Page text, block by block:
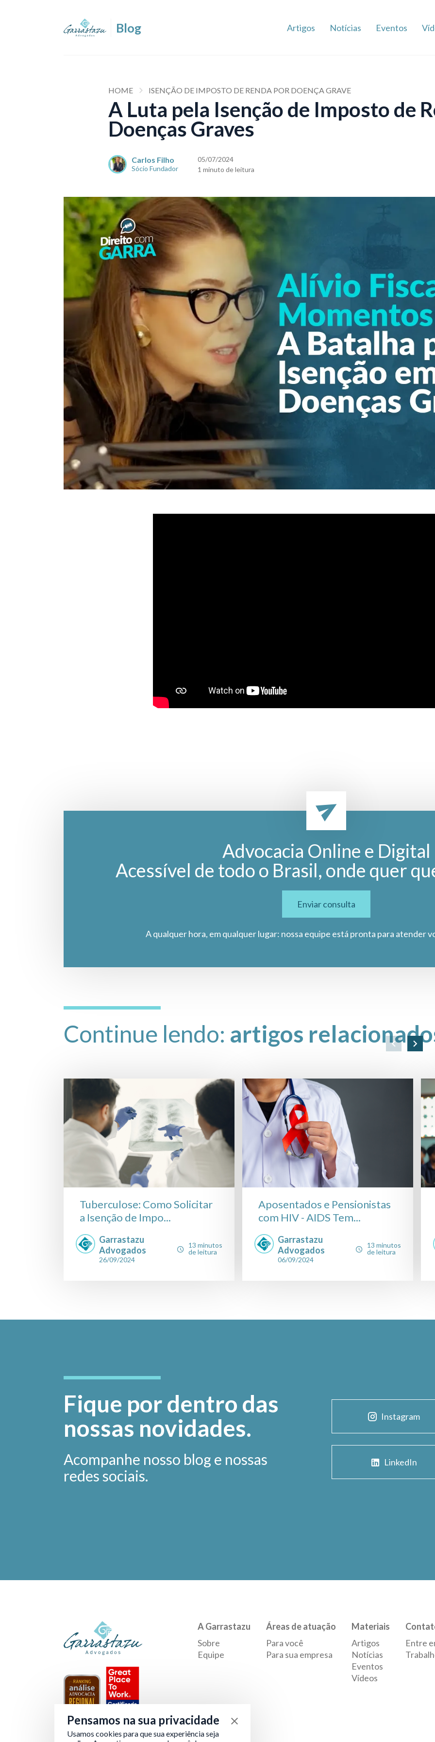
Artigos Notícias Eventos
HOME ISENÇÃO DE IMPOSTO DE RENDA POR DOENÇA GRAVE
A Luta pela Isenção de Imposto de
Doenças Graves
Carlos Filho
Sócio Fundador
05/07/2024
1 minuto de leitura
Advocacia Online e Digital
Acessível de todo o Brasil, onde quer
Enviar consulta
A qualquer hora, em qualquer lugar: nossa equipe está pronta para atender
Continue lendo: artigos
Tuberculose: Como Solicitar
a Isenção de Impo...
Garrastazu
Advogados
26/09/2024
13 minutos
de leitura
Aposentados e Pensionistas
com HIV - AIDS Tem...
Garrastazu
Advogados
06/09/2024
13 minutos
de leitura
Fique por dentro das
nossas novidades.
Acompanhe nosso blog e nossas
redes sociais.
Instagram
LinkedIn
Verificada por
A Garrastazu
Sobre
Equipe
Áreas de atuação
Para você
Para sua empresa
Materiais
Artigos
Notícias
Eventos
Vídeos
Entre
Pensamos na sua privacidade
Usamos cookies para que sua experiência seja